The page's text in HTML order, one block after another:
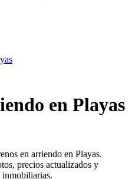
en Playas
en arriendo en Playas.
precios actualizados y
inmobiliarias.